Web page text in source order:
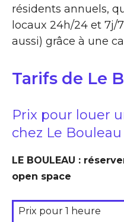
résidents annuels,
locaux 24h/24 et 7j/
aussi) grâce à une
Tarifs de Le
Prix pour louer
chez Le Bouleau
LE BOULEAU :
open space
Prix pour 1 heure